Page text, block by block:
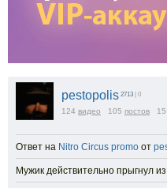
pestopolis 2713 | 0
124 видео 105 постов 15
Ответ на Nitro Circus promo от
Мужик действительно прыгнул